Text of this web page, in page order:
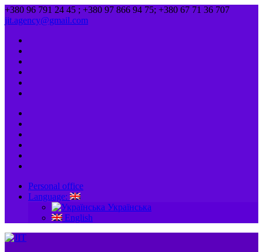
+380 96 791 24 45 ; +380 97 866 94 75; +380 67 71 36 707
jit.agency@gmail.com
Personal office
Language:
Українська
English